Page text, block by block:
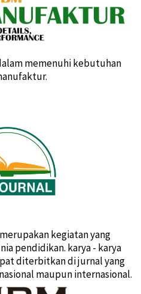
memenuhi kebutuhan
kegiatan yang
pendidikan. karya - karya
diterbitkan di jurnal yang
maupun internasional.